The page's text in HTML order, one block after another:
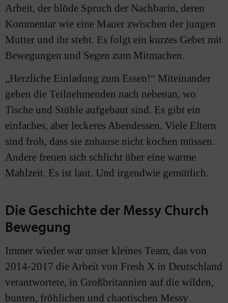
Arbeit, der blöde Spruch der Nachbarin, deren
Kommentar wie eine Mauer zwischen der jungen
Mutter und ihr steht. Es folgt ein kurzes Gebet mit
Bewegungen und Segen zum Mitmachen.
„Herzliche Einladung zum Essen!“ Miteinander
gehen die Teilnehmenden nach nebenan, wo
Tische und Stühle aufgebaut sind. Es gibt ein
einfaches, aber leckeres Abendessen. Viele Eltern
sind froh, dass sie zuhause nicht kochen müssen.
Andere freuen sich schlicht über eine warme
Mahlzeit. Es ist laut. Und irgendwie gemütlich.
Die Geschichte der Messy Church
Bewegung
Immer wieder war unser kleines Team, das von
2014-2017 die Arbeit von Fresh X in Deutschland
verantwortete, in Großbritannien auf die wilden,
bunten, fröhlichen und chaotischen Messy